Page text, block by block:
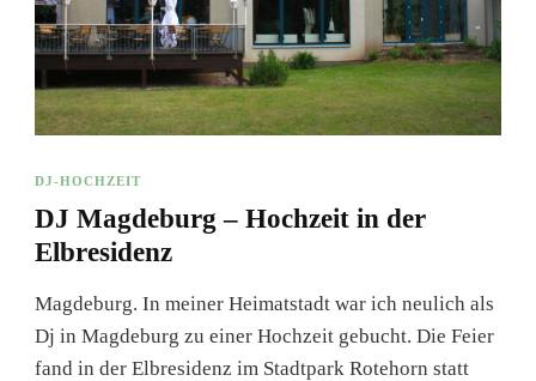
DJ-HOCHZEIT
DJ Magdeburg – Hochzeit in der
Elbresidenz
Magdeburg. In meiner Heimatstadt war ich neulich als
Dj in Magdeburg zu einer Hochzeit gebucht. Die Feier
fand in der Elbresidenz im Stadtpark Rotehorn statt